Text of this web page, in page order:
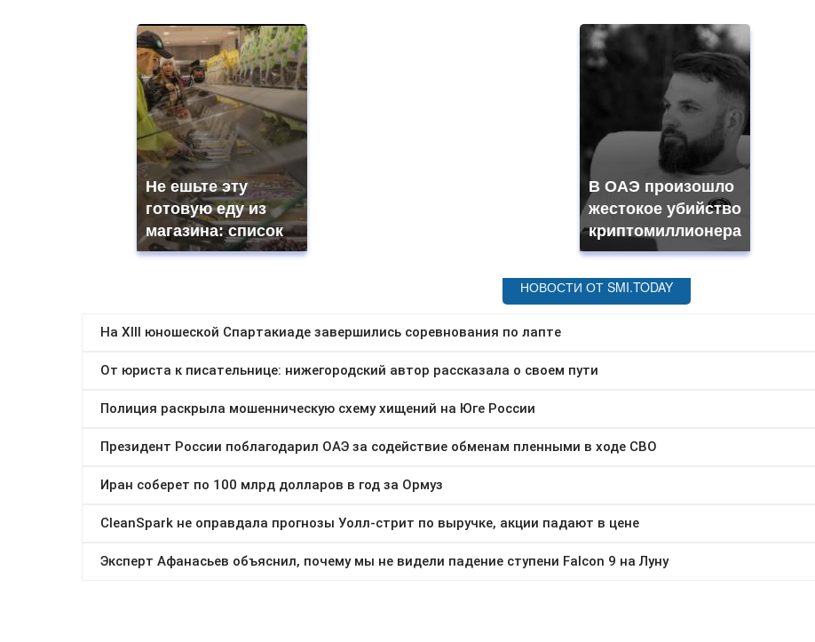
Не ешьте эту
готовую еду из
магазина: список
В ОАЭ произошло
жестокое убийство
криптомиллионера